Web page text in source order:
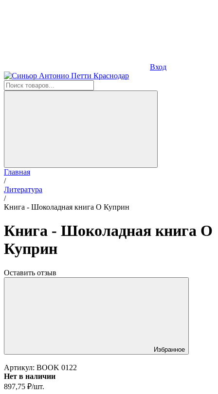
Вход
Главная
/
Литература
/
Книга - Шоколадная книга О Куприн
Книга - Шоколадная книга О
Куприн
Оставить отзыв
Избранное
Артикул: BOOK 0122
Нет в наличии
897,75 ₽/шт.